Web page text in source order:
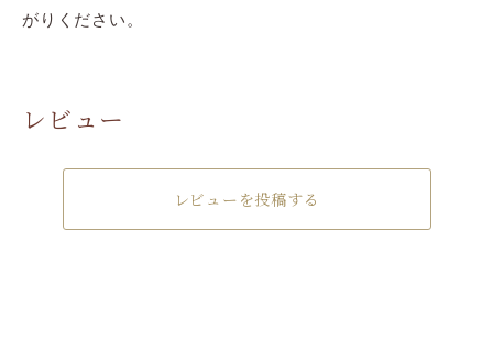
がりください。
レビュー
レビューを投稿する